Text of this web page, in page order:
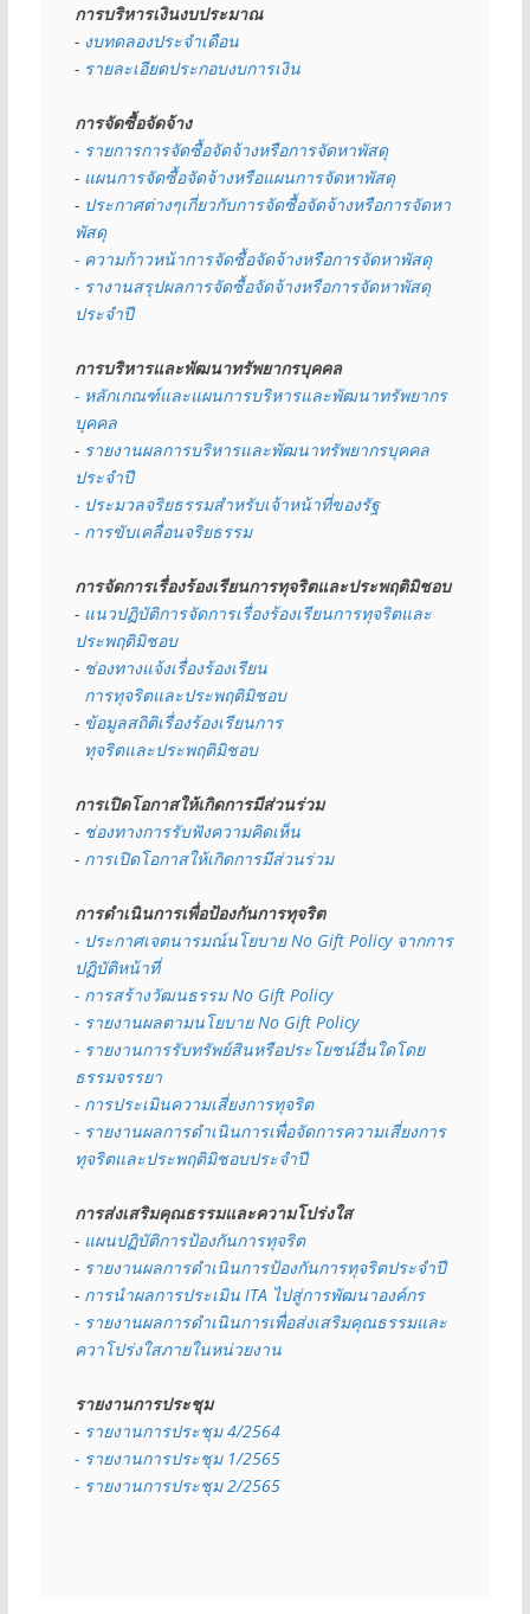
การบริหารเงินงบประมาณ
- งบทดลองประจำเดือน
- รายละเอียดประกอบงบการเงิน
การจัดซื้อจัดจ้าง
- รายการการจัดซื้อจัดจ้างหรือการจัดหาพัสดุ
- แผนการจัดซื้อจัดจ้างหรือแผนการจัดหาพัสดุ
- ประกาศต่างๆเกี่ยวกับการจัดซื้อจัดจ้างหรือการจัดหา
พัสดุ
- ความก้าวหน้าการจัดซื้อจัดจ้างหรือการจัดหาพัสดุ
- รางานสรุปผลการจัดซื้อจัดจ้างหรือการจัดหาพัสดุ
ประจำปี
การบริหารและพัฒนาทรัพยากรบุคคล
- หลักเกณฑ์และแผนการบริหารและพัฒนาทรัพยากร
บุคคล
- รายงานผลการบริหารและพัฒนาทรัพยากรบุคคล
ประจำปี
- ประมวลจริยธรรมสำหรับเจ้าหน้าที่ของรัฐ
- การขับเคลื่อนจริยธรรม
การจัดการเรื่องร้องเรียนการทุจริตและประพฤติมิชอบ
- แนวปฏิบัติการจัดการเรื่องร้องเรียนการทุจริตและ
ประพฤติมิชอบ
- ช่องทางแจ้งเรื่องร้องเรียน
  การทุจริตและประพฤติมิชอบ
- ข้อมูลสถิติเรื่องร้องเรียนการ
  ทุจริตและประพฤติมิชอบ
การเปิดโอกาสให้เกิดการมีส่วนร่วม
- ช่องทางการรับฟังความคิดเห็น
- การเปิดโอกาสให้เกิดการมีส่วนร่วม
การดำเนินการเพื่อป้องกันการทุจริต
- ประกาศเจตนารมณ์นโยบาย No Gift Policy จากการ
ปฏิบัติหน้าที่
- การสร้างวัฒนธรรม No Gift Policy
- รายงานผลตามนโยบาย No Gift Policy
- รายงานการรับทรัพย์สินหรือประโยชน์อื่นใดโดย
ธรรมจรรยา
- การประเมินความเสี่ยงการทุจริต
- รายงานผลการดำเนินการเพื่อจัดการความเสี่ยงการ
ทุจริตและประพฤติมิชอบประจำปี
การส่งเสริมคุณธรรมและความโปร่งใส
- แผนปฏิบัติการป้องกันการทุจริต
- รายงานผลการดำเนินการป้องกันการทุจริตประจำปี
- การนำผลการประเมิน ITA ไปสู่การพัฒนาองค์กร
- รายงานผลการดำเนินการเพื่อส่งเสริมคุณธรรมและ
ควาโปร่งใสภายในหน่วยงาน
รายงานการประชุม
- รายงานการประชุม 4/2564
- รายงานการประชุม 1/2565
- รายงานการประชุม 2/2565